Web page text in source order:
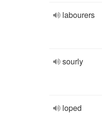
labourers
sourly
loped